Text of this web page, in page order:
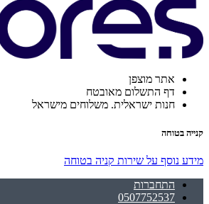
אתר מוצפן
דף התשלום מאובטח
חנות ישראלית. משלוחים מישראל
קנייה בטוחה
מידע נוסף על שירות קניה בטוחה
התחברות
0507752537